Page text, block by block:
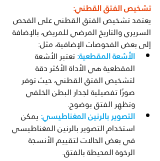
تشخيص الفتق القطني:
يعتمد تشخيص الفتق القطني على الفحص
السريري والتاريخ المرضي للمريض، بالإضافة
إلى بعض الفحوصات الإضافية، مثل:
الأشعة المقطعية: تعتبر الأشعة
المقطعية هي الأداة الأكثر دقة
لتشخيص الفتق القطني، حيث توفر
صورًا تفصيلية لجدار البطن الخلفي
وتظهر الفتق بوضوح.
التصوير بالرنين المغناطيسي: يمكن
استخدام التصوير بالرنين المغناطيسي
في بعض الحالات لتقييم الأنسجة
الرخوة المحيطة بالفتق.